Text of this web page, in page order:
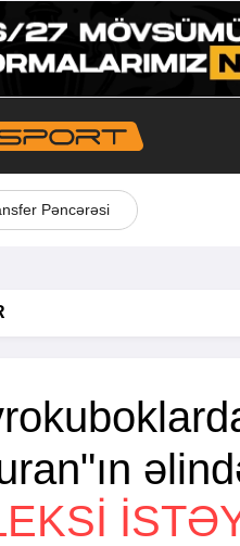
Pəncərəsi